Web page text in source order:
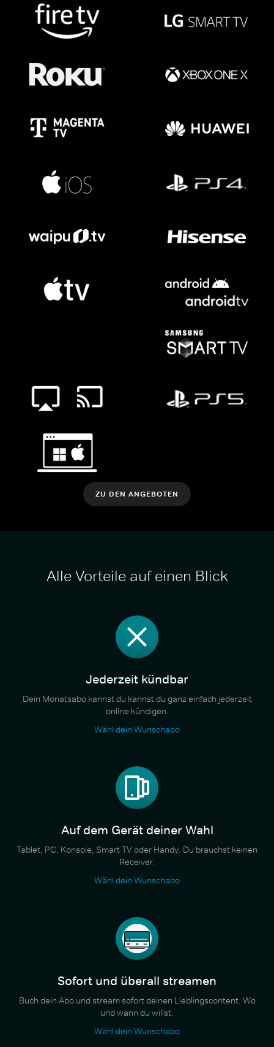
ZU DEN ANGEBOTEN
Alle Vorteile auf einen Blick
Jederzeit kündbar
Dein Monatsabo kannst du kannst du ganz einfach jederzeit
online kündigen.
Wähl dein Wunschabo
Auf dem Gerät deiner Wahl
Tablet, PC, Konsole, Smart TV oder Handy. Du brauchst keinen
Receiver.
Wähl dein Wunschabo
Sofort und überall streamen
Buch dein Abo und stream sofort deinen Lieblingscontent. Wo
und wann du willst.
Wähl dein Wunschabo